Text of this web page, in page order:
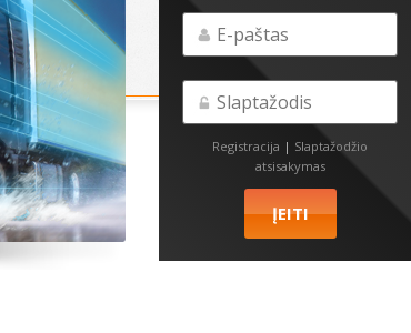
Registracija | Slaptažodžio
atsisakymas